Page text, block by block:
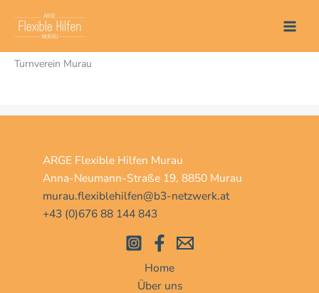
Inhalt
Start
Turnverein Murau
ARGE Flexible Hilfen Murau
Anna-Neumann-Straße 19, 8850 Murau
murau.flexiblehilfen@b3-netzwerk.at
+43 (0)676 88 144 843
Home
Über uns